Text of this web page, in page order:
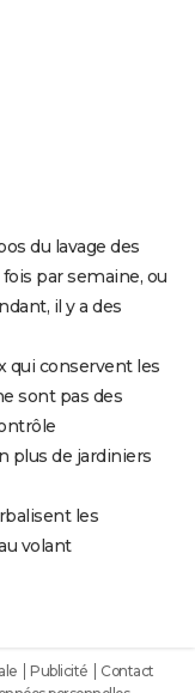
du lavage des
par semaine, ou
il y a des
qui conservent les
sont pas des
plus de jardiniers
les
volant
Publicité
Contact